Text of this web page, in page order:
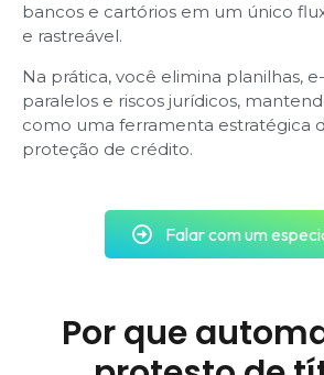
bancos e cartórios em um único
e rastreável.
Na prática, você elimina planilhas,
paralelos e riscos jurídicos,
como uma ferramenta estratégica
proteção de crédito.
Falar com um
Por que